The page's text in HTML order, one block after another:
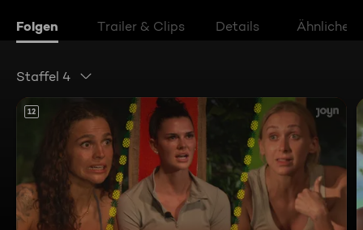
Folgen Trailer & Clips Details Ähnliche
Staffel 4
12